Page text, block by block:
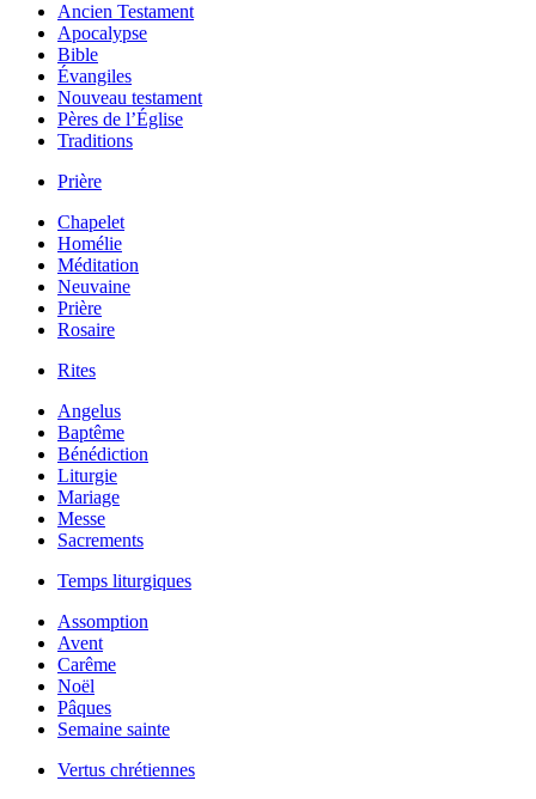
Ancien Testament
Apocalypse
Bible
Évangiles
Nouveau testament
Pères de l’Église
Traditions
Prière
Chapelet
Homélie
Méditation
Neuvaine
Prière
Rosaire
Rites
Angelus
Baptême
Bénédiction
Liturgie
Mariage
Messe
Sacrements
Temps liturgiques
Assomption
Avent
Carême
Noël
Pâques
Semaine sainte
Vertus chrétiennes